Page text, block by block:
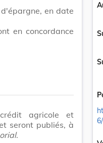
en date
en concordance
agricole et
seront publiés, à
.